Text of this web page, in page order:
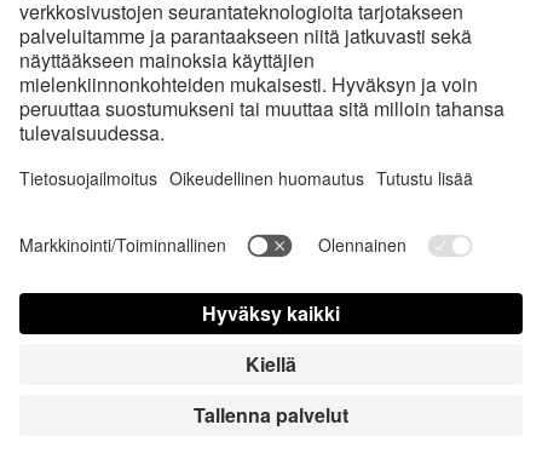
rekisteröityjä tavaramerkkejä, ja Satisfyer GmbH käyttää niitä
Apple, Apple-logo ja Apple Watch ovat Apple Inc.:in tavaramerkkejä.
Google Play ja Google Play -logo ovat Google LLC: n tavaramerkkejä.
Contact us today
Yhteystiedot Lehdistö sisäänkirjautuminen